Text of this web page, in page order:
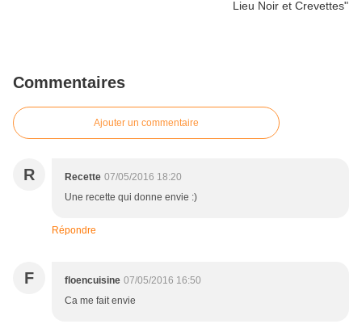
Commentaires
Ajouter un commentaire
R Recette 07/05/2016 18:20
Une recette qui donne envie :)
Répondre
F floencuisine 07/05/2016 16:50
Ca me fait envie